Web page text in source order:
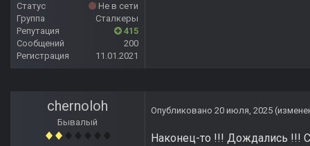
Статус
Не в сети
Группа
Сталкеры
Репутация
415
Сообщений
200
Регистрация
11.01.2021
chernoloh
Бывалый
Опубликовано 20 июля, 2025
Наконец-то !!! Дождались !!!